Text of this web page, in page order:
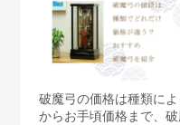
破魔弓の価格は種類に
からお手頃価格まで、